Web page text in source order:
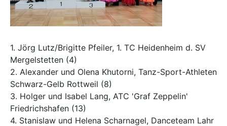
1. Jörg Lutz/Brigitte Pfeiler, 1. TC Heidenheim d. SV
Mergelstetten (4)
2. Alexander und Olena Khutorni, Tanz-Sport-Athleten
Schwarz-Gelb Rottweil (8)
3. Holger und Isabel Lang, ATC 'Graf Zeppelin'
Friedrichshafen (13)
4. Stanislaw und Helena Scharnagel, Danceteam Lahr